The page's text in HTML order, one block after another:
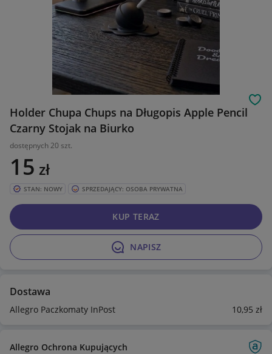
Holder Chupa Chups na Długopis Apple Pencil
Czarny Stojak na Biurko
dostępnych 20 szt.
15 zł
STAN: NOWY SPRZEDAJĄCY: OSOBA PRYWATNA
NAPISZ
KUP TERAZ
Dostawa
Allegro Paczkomaty InPost 10,95 zł
Allegro Ochrona Kupujących